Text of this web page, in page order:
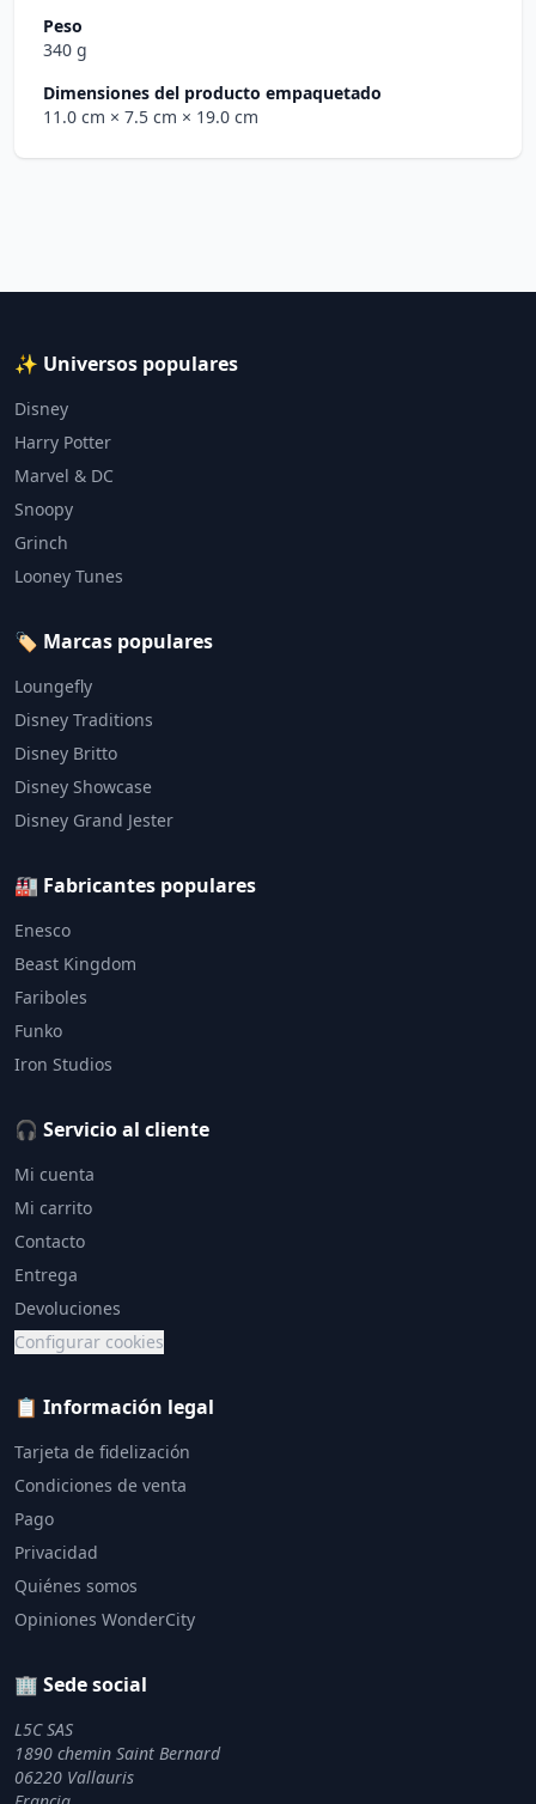
Peso
340 g
Dimensiones del producto empaquetado
11.0 cm × 7.5 cm × 19.0 cm
✨ Universos populares
Disney
Harry Potter
Marvel & DC
Snoopy
Grinch
Looney Tunes
🏷️ Marcas populares
Loungefly
Disney Traditions
Disney Britto
Disney Showcase
Disney Grand Jester
🏭 Fabricantes populares
Enesco
Beast Kingdom
Fariboles
Funko
Iron Studios
🎧 Servicio al cliente
Mi cuenta
Mi carrito
Contacto
Entrega
Devoluciones
Configurar cookies
📋 Información legal
Tarjeta de fidelización
Condiciones de venta
Pago
Privacidad
Quiénes somos
Opiniones WonderCity
🏢 Sede social
L5C SAS
1890 chemin Saint Bernard
06220 Vallauris